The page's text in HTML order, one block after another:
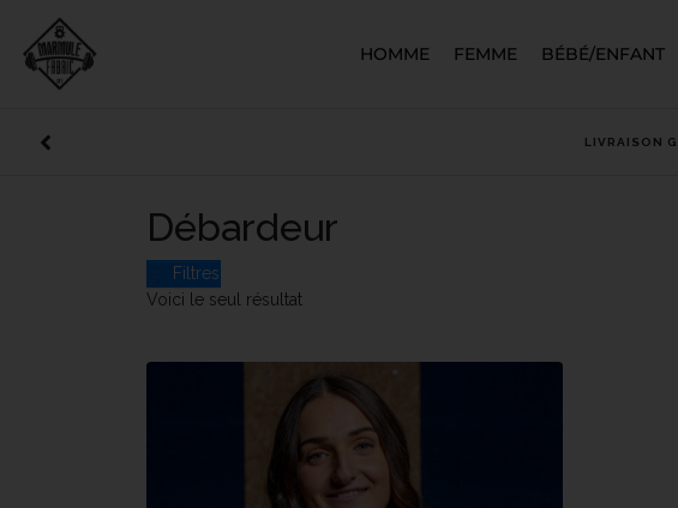
HOMME FEMME BÉBÉ/ENFANT
LIVRAISON
Débardeur
Filtres
Voici le seul résultat